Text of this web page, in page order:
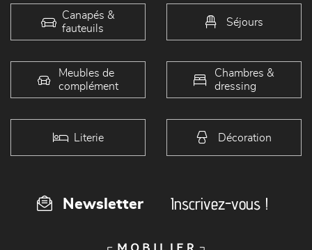
Canapés &
fauteuils
Séjours
Meubles de
complément
Chambres &
dressing
Literie Décoration
Newsletter Inscrivez-vous !